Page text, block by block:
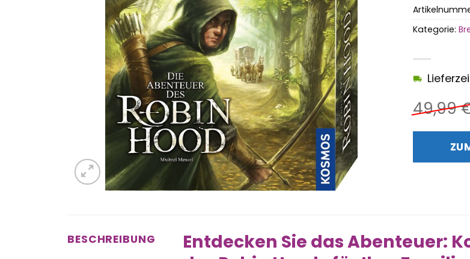
49,99
Kategorie:
BESCHREIBUNG
Entdecken Sie das Abenteuer: